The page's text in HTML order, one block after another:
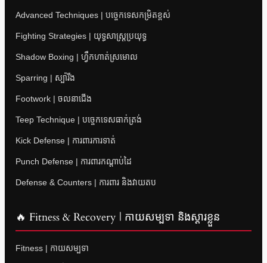
Advanced Techniques | បច្ចេកទេសកម្រិតខ្ពស់
Fighting Strategies | យុទ្ធសាស្ត្រប្រយុទ្ធ
Shadow Boxing | ហ្វឹកហាត់ស្រមោល
Sparring | ស្ប៉ារីង
Footwork | ចលនាជើង
Teep Technique | បច្ចេកទេសធាក់ត្រង់
Kick Defense | ការពារការទាត់
Punch Defense | ការពារកណ្តាប់ដៃ
Defense & Counters | ការពារ និងវាយតប
🔥 Fitness & Recovery | កាយសម្បទា និងស្តារខ្លួន
Fitness | កាយសម្បទា